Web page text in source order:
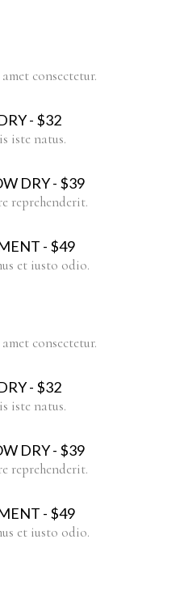
consectetur.
- $32
iste natus.
DRY - $39
reprehenderit.
- $49
et iusto odio.
consectetur.
- $32
iste natus.
DRY - $39
reprehenderit.
- $49
et iusto odio.